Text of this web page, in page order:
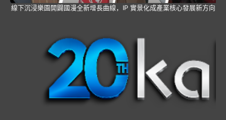
線下沉浸樂園開闢國漫全新增長曲線，IP 實景化成產業核心發展新方向